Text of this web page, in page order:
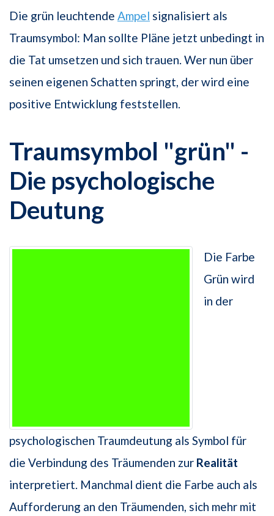
Die grün leuchtende Ampel signalisiert als
Traumsymbol: Man sollte Pläne jetzt unbedingt in
die Tat umsetzen und sich trauen. Wer nun über
seinen eigenen Schatten springt, der wird eine
positive Entwicklung feststellen.
Traumsymbol "grün" -
Die psychologische
Deutung
Die Farbe
Grün wird
in der
psychologischen Traumdeutung als Symbol für
die Verbindung des Träumenden zur Realität
interpretiert. Manchmal dient die Farbe auch als
Aufforderung an den Träumenden, sich mehr mit